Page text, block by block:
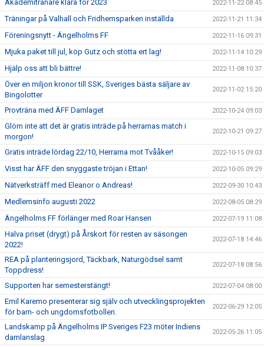
Akademitränare klara för 2023 2022-11-22 08:45
Träningar på Valhall och Fridhemsparken inställda 2022-11-21 11:34
Föreningsnytt - Ängelholms FF 2022-11-16 09:31
Mjuka paket till jul, köp Gutz och stötta ert lag! 2022-11-14 10:29
Hjälp oss att bli bättre! 2022-11-08 10:37
Över en miljon kronor till SSK, Sveriges bästa säljare av
Bingolotter
2022-11-02 15:20
Provträna med ÄFF Damlaget 2022-10-24 09:03
Glöm inte att det är gratis inträde på herrarnas match i
morgon!
2022-10-21 09:27
Gratis inträde lördag 22/10, Herrarna mot Tvååker! 2022-10-15 09:03
Visst har ÄFF den snyggaste tröjan i Ettan! 2022-10-05 09:29
Nätverksträff med Eleanor o Andreas! 2022-09-30 10:43
Medlemsinfo augusti 2022 2022-08-05 08:29
Ängelholms FF förlänger med Roar Hansen 2022-07-19 11:08
Halva priset (drygt) på Årskort för resten av säsongen
2022!
2022-07-18 14:46
REA på planteringsjord, Täckbark, Naturgödsel samt
Toppdress!
2022-07-18 08:56
Supporten har semesterstängt! 2022-07-04 08:00
Emil Karemo presenterar sig själv och utvecklingsprojekten
för barn- och ungdomsfotbollen.
2022-06-29 12:05
Landskamp på Ängelholms IP Sveriges F23 möter Indiens
damlanslag
2022-05-26 11:05